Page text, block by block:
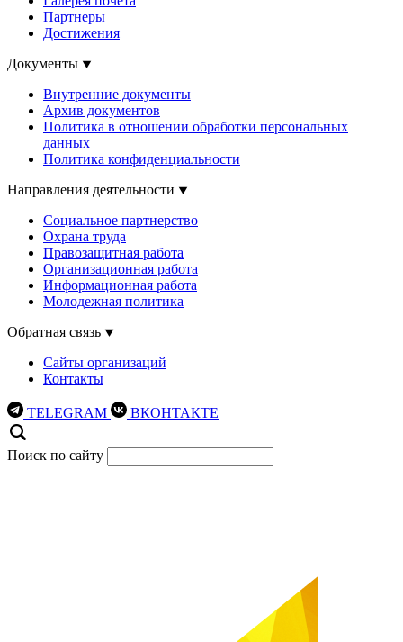
Партнеры
Достижения
Документы
Внутренние документы
Архив документов
Политика в отношении обработки персональных
данных
Политика конфиденциальности
Направления деятельности
Социальное партнерство
Охрана труда
Правозащитная работа
Организационная работа
Информационная работа
Молодежная политика
Обратная связь
Сайты организаций
Контакты
TELEGRAM ВКОНТАКТЕ
Поиск по сайту